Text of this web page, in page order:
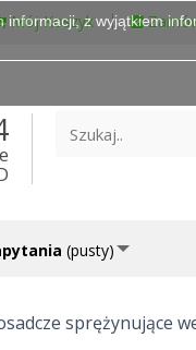
Mój Koszyk
(pusty)
sprężynujące
z wyjątkiem